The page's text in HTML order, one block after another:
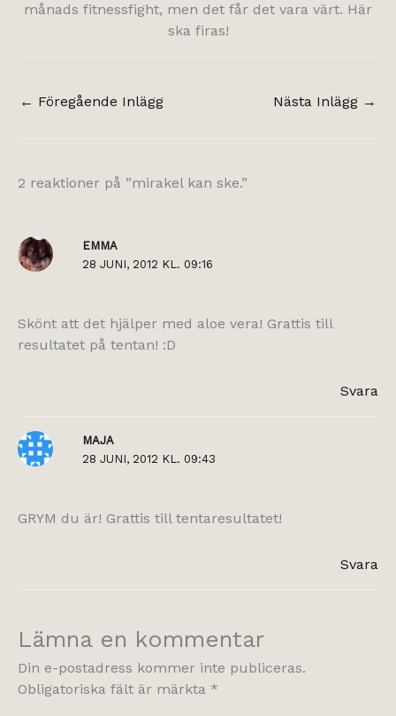
månads fitnessfight, men det får det vara värt. Här
ska firas!
← Föregående Inlägg Nästa Inlägg →
2 reaktioner på ”mirakel kan ske.”
EMMA
28 JUNI, 2012 KL. 09:16
Skönt att det hjälper med aloe vera! Grattis till
resultatet på tentan! :D
Svara
MAJA
28 JUNI, 2012 KL. 09:43
GRYM du är! Grattis till tentaresultatet!
Svara
Lämna en kommentar
Din e-postadress kommer inte publiceras.
Obligatoriska fält är märkta *